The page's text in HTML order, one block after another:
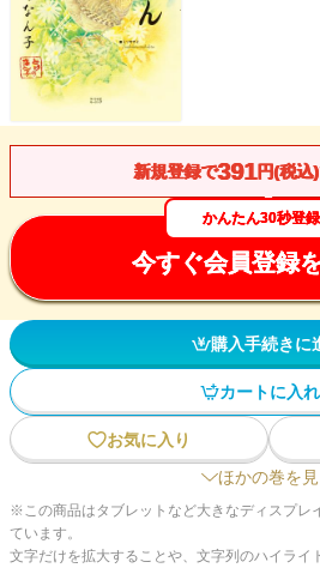
新規登録で391 円(税込
かんたん30秒登録
今すぐ会員登録
購入手続きに
カートに入
お気に入り
ほかの巻を見
※この商品はタブレットなど大きなディスプレ
ています。
文字だけを拡大することや、文字列のハイライ